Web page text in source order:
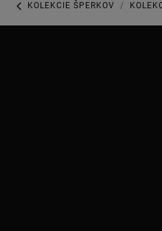
KOLEKCIE ŠPERKOV